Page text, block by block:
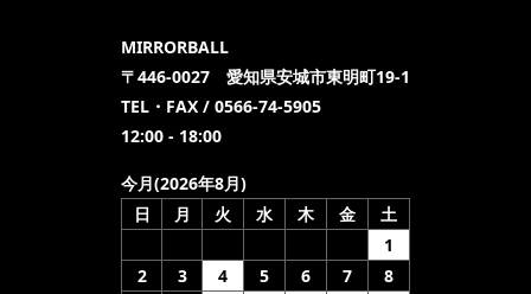
MIRRORBALL
〒446-0027 愛知県安城市東明町19-1
TEL・FAX / 0566-74-5905
12:00 - 18:00
今月(2026年8月)
日
月 火 水 木 金
土
1
2
3 4 5 6 7
8